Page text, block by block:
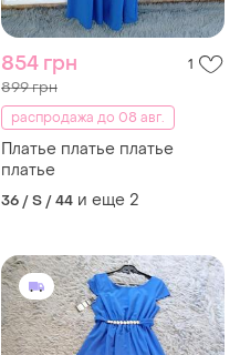
854 грн 1
899 грн
распродажа до 08 авг.
Платье платье платье
платье
36 / S / 44 и еще 2